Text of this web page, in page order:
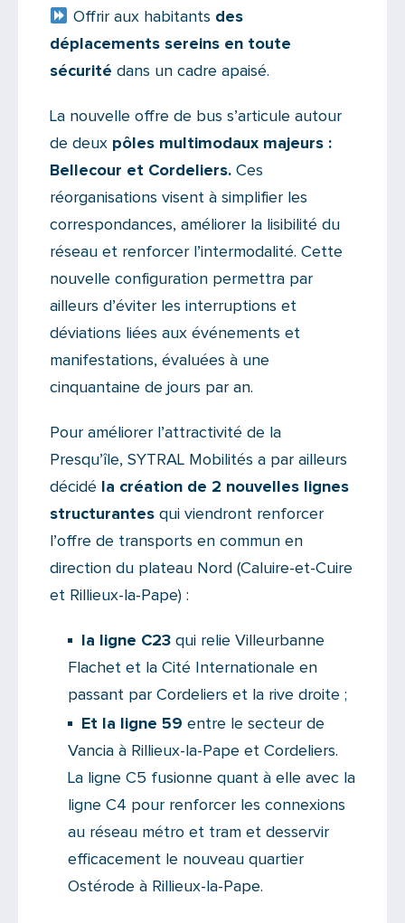
Offrir aux habitants des
déplacements sereins en toute
sécurité dans un cadre apaisé.
La nouvelle offre de bus s’articule autour
de deux pôles multimodaux majeurs :
Bellecour et Cordeliers. Ces
réorganisations visent à simplifier les
correspondances, améliorer la lisibilité du
réseau et renforcer l’intermodalité. Cette
nouvelle configuration permettra par
ailleurs d’éviter les interruptions et
déviations liées aux événements et
manifestations, évaluées à une
cinquantaine de jours par an.
Pour améliorer l’attractivité de la
Presqu’île, SYTRAL Mobilités a par ailleurs
décidé
la création de 2 nouvelles lignes
structurantes qui viendront renforcer
l’offre de transports en commun en
direction du plateau Nord (Caluire-et-Cuire
et Rillieux-la-Pape) :
la ligne C23 qui relie Villeurbanne
Flachet et la Cité Internationale en
passant par Cordeliers et la rive droite ;
Et la ligne 59 entre le secteur de
Vancia à Rillieux-la-Pape et Cordeliers.
La ligne C5 fusionne quant à elle avec la
ligne C4 pour renforcer les connexions
au réseau métro et tram et desservir
efficacement le nouveau quartier
Ostérode à Rillieux-la-Pape.